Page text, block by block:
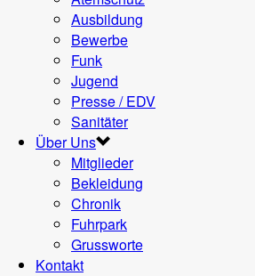
Ausbildung
Bewerbe
Funk
Jugend
Presse / EDV
Sanitäter
Über Uns
Mitglieder
Bekleidung
Chronik
Fuhrpark
Grussworte
Kontakt